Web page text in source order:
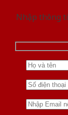
Nhập thông